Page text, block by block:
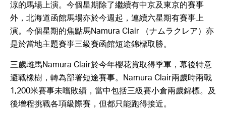
涼的馬場上演。今個星期除了繼續有中京及東京的賽事
外，北海道函館馬場亦於今週起，連續六星期有賽事上
演。今個星期的焦點馬Namura Clair （ナムラクレア）亦
是於當地主題賽事三級賽函館短途錦標取勝。
三歲雌馬Namura Clair於今年櫻花賞取得季軍，幕後特意
避戰橡樹，轉為部署短途賽事。Namura Clair兩歲時兩戰
1,200米賽事未嚐敗績，當中包括三級賽小倉兩歲錦標。及
後增程挑戰各項級際賽，但都只能跑得接近。